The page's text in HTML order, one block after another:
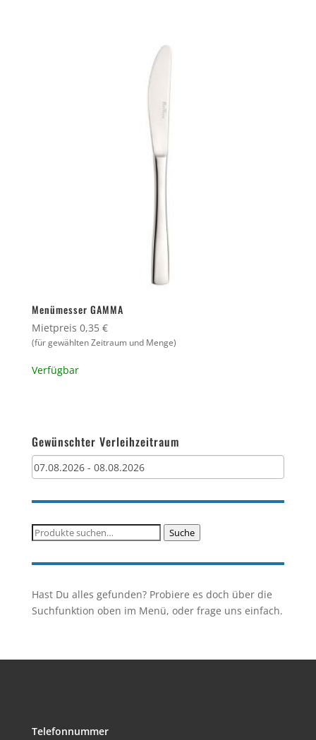
Menümesser GAMMA
Mietpreis 0,35 €
(für gewählten Zeitraum und Menge)
Verfügbar
Gewünschter Verleihzeitraum
Suche
Suche
Hast Du alles gefunden? Probiere es doch über die
Suchfunktion oben im Menü, oder frage uns einfach.
Telefonnummer